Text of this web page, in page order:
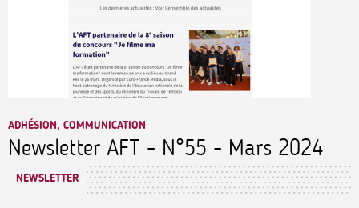
ADHÉSION, COMMUNICATION
Newsletter AFT - N°55 - Mars 2024
NEWSLETTER